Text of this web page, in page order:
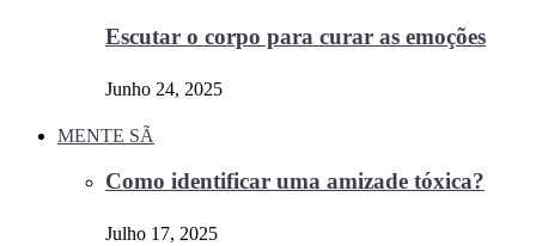
Escutar o corpo para curar as emoções
Junho 24, 2025
MENTE SÃ
Como identificar uma amizade tóxica?
Julho 17, 2025